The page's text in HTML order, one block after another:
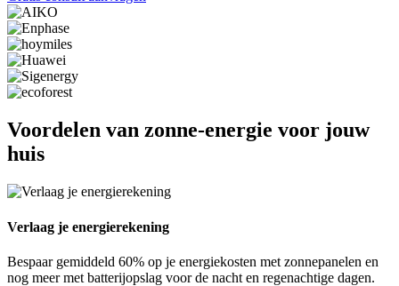
Voordelen van zonne-energie voor jouw
huis
Verlaag je energierekening
Bespaar gemiddeld 60% op je energiekosten met zonnepanelen en
nog meer met batterijopslag voor de nacht en regenachtige dagen.